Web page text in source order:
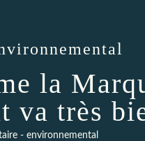
la
va très
- environnemental